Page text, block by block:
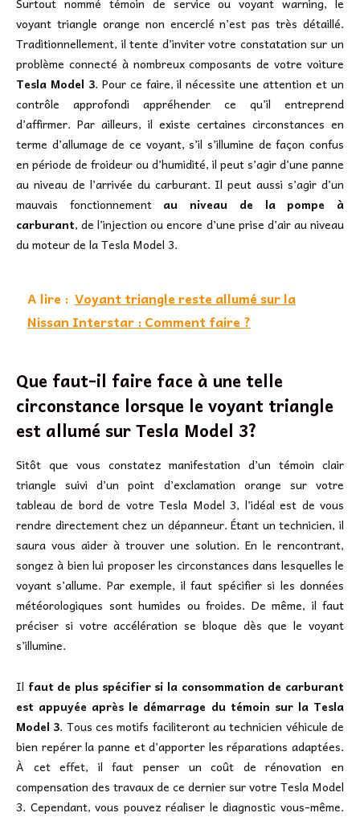
voyant triangle orange non encerclé n’est pas très détaillé.
Traditionnellement, il tente d’inviter votre constatation sur un
problème connecté à nombreux composants de votre voiture
Tesla Model 3. Pour ce faire, il nécessite une attention et un
contrôle approfondi appréhender ce qu’il entreprend
d’affirmer. Par ailleurs, il existe certaines circonstances en
terme d’allumage de ce voyant, s’il s’illumine de façon confus
en période de froideur ou d’humidité, il peut s’agir d’une panne
au niveau de l’arrivée du carburant. Il peut aussi s’agir d’un
mauvais fonctionnement au niveau de la pompe à
carburant, de l’injection ou encore d’une prise d’air au niveau
du moteur de la Tesla Model 3.
A lire : Voyant triangle reste allumé sur la
Nissan Interstar : Comment faire ?
Que faut-il faire face à une telle
circonstance lorsque le voyant triangle
est allumé sur Tesla Model 3?
Sitôt que vous constatez manifestation d’un témoin clair
triangle suivi d’un point d’exclamation orange sur votre
tableau de bord de votre Tesla Model 3, l’idéal est de vous
rendre directement chez un dépanneur. Étant un technicien, il
saura vous aider à trouver une solution. En le rencontrant,
songez à bien lui proposer les circonstances dans lesquelles le
voyant s’allume. Par exemple, il faut spécifier si les données
météorologiques sont humides ou froides. De même, il faut
préciser si votre accélération se bloque dès que le voyant
s’illumine.
Il faut de plus spécifier si la consommation de carburant
est appuyée après le démarrage du témoin sur la Tesla
Model 3. Tous ces motifs faciliteront au technicien véhicule de
bien repérer la panne et d’apporter les réparations adaptées.
À cet effet, il faut penser un coût de rénovation en
compensation des travaux de ce dernier sur votre Tesla Model
3. Cependant, vous pouvez réaliser le diagnostic vous-même.